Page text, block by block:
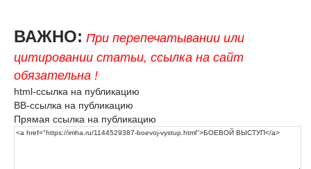
ВАЖНО: При перепечатывании или
цитировании статьи, ссылка на сайт
обязательна !
html-ссылка на публикацию
BB-ссылка на публикацию
Прямая ссылка на публикацию